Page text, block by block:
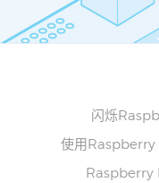
闪烁
使用Raspberry
Raspberry